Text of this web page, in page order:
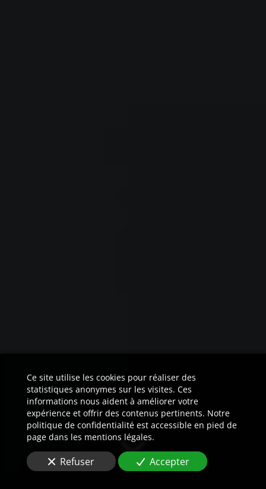
Ce site utilise les cookies pour réaliser des
statistiques anonymes sur les visites. Ces
informations nous aident à améliorer votre
expérience et offrir des contenus pertinents. Notre
politique de confidentialité est accessible en pied de
page dans les mentions légales.
Refuser Accepter